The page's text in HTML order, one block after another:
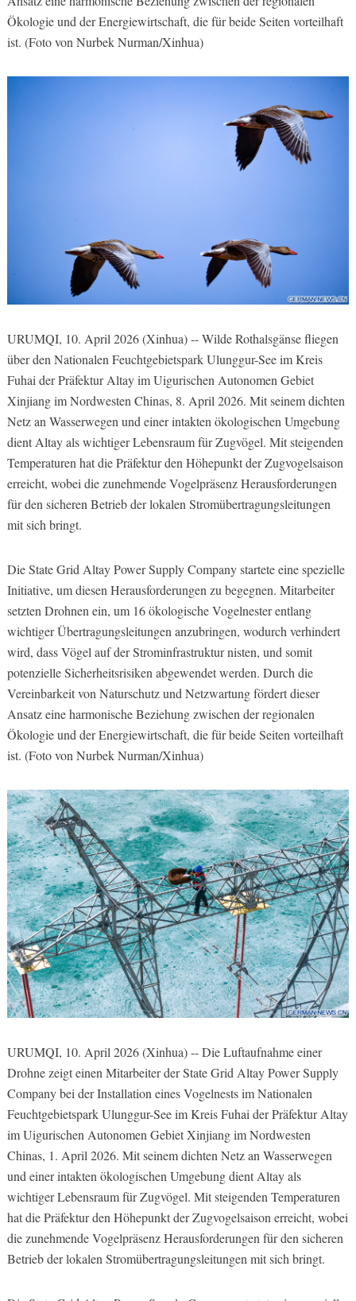
Ökologie und der Energiewirtschaft, die für beide Seiten vorteilhaft
ist. (Foto von Nurbek Nurman/Xinhua)
URUMQI, 10. April 2026 (Xinhua) -- Wilde Rothalsgänse fliegen
über den Nationalen Feuchtgebietspark Ulunggur-See im Kreis
Fuhai der Präfektur Altay im Uigurischen Autonomen Gebiet
Xinjiang im Nordwesten Chinas, 8. April 2026. Mit seinem dichten
Netz an Wasserwegen und einer intakten ökologischen Umgebung
dient Altay als wichtiger Lebensraum für Zugvögel. Mit steigenden
Temperaturen hat die Präfektur den Höhepunkt der Zugvogelsaison
erreicht, wobei die zunehmende Vogelpräsenz Herausforderungen
für den sicheren Betrieb der lokalen Stromübertragungsleitungen
mit sich bringt.
Die State Grid Altay Power Supply Company startete eine spezielle
Initiative, um diesen Herausforderungen zu begegnen. Mitarbeiter
setzten Drohnen ein, um 16 ökologische Vogelnester entlang
wichtiger Übertragungsleitungen anzubringen, wodurch verhindert
wird, dass Vögel auf der Strominfrastruktur nisten, und somit
potenzielle Sicherheitsrisiken abgewendet werden. Durch die
Vereinbarkeit von Naturschutz und Netzwartung fördert dieser
Ansatz eine harmonische Beziehung zwischen der regionalen
Ökologie und der Energiewirtschaft, die für beide Seiten vorteilhaft
ist. (Foto von Nurbek Nurman/Xinhua)
URUMQI, 10. April 2026 (Xinhua) -- Die Luftaufnahme einer
Drohne zeigt einen Mitarbeiter der State Grid Altay Power Supply
Company bei der Installation eines Vogelnests im Nationalen
Feuchtgebietspark Ulunggur-See im Kreis Fuhai der Präfektur Altay
im Uigurischen Autonomen Gebiet Xinjiang im Nordwesten
Chinas, 1. April 2026. Mit seinem dichten Netz an Wasserwegen
und einer intakten ökologischen Umgebung dient Altay als
wichtiger Lebensraum für Zugvögel. Mit steigenden Temperaturen
hat die Präfektur den Höhepunkt der Zugvogelsaison erreicht, wobei
die zunehmende Vogelpräsenz Herausforderungen für den sicheren
Betrieb der lokalen Stromübertragungsleitungen mit sich bringt.